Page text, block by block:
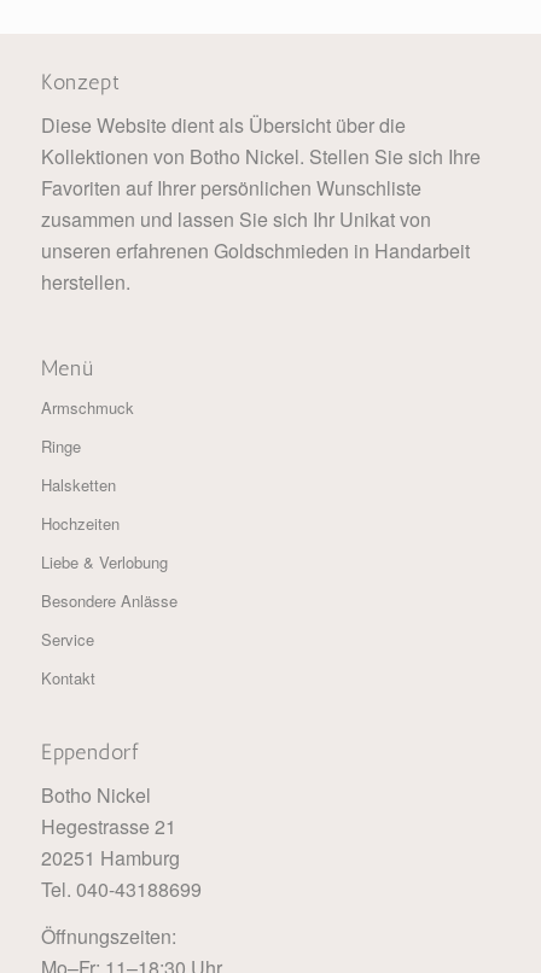
Konzept
Diese Website dient als Übersicht über die
Kollektionen von Botho Nickel. Stellen Sie sich Ihre
Favoriten auf Ihrer persönlichen Wunschliste
zusammen und lassen Sie sich Ihr Unikat von
unseren erfahrenen Goldschmieden in Handarbeit
herstellen.
Menü
Armschmuck
Ringe
Halsketten
Hochzeiten
Liebe & Verlobung
Besondere Anlässe
Service
Kontakt
Eppendorf
Botho Nickel
Hegestrasse 21
20251 Hamburg
Tel. 040-43188699
Öffnungszeiten: